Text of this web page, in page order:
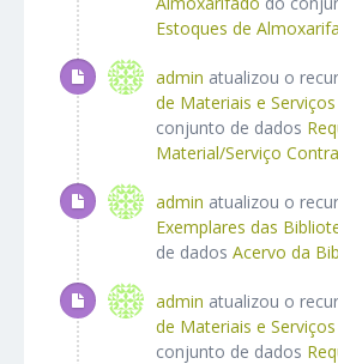
Estoques de
admin atualizou o
de Materiais e
conjunto de dados
Material/Serviço
admin atualizou o
Exemplares das
de dados Acervo da
admin atualizou o
de Materiais e
conjunto de dados